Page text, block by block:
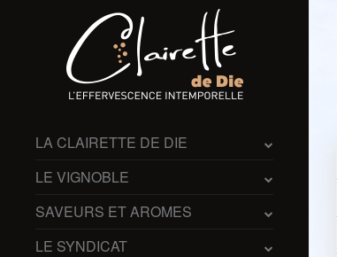
LA CLAIRETTE DE DIE
LE VIGNOBLE
SAVEURS ET AROMES
LE SYNDICAT